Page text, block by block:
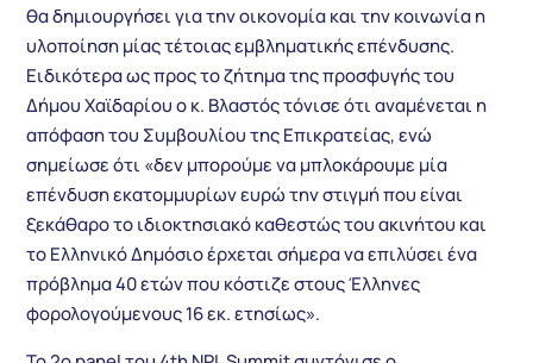
θα δημιουργήσει για την οικονομία και την κοινωνία η
υλοποίηση μίας τέτοιας εμβληματικής επένδυσης.
Ειδικότερα ως προς το ζήτημα της προσφυγής του
Δήμου Χαϊδαρίου ο κ. Βλαστός τόνισε ότι αναμένεται η
απόφαση του Συμβουλίου της Επικρατείας, ενώ
σημείωσε ότι «δεν μπορούμε να μπλοκάρουμε μία
επένδυση εκατομμυρίων ευρώ την στιγμή που είναι
ξεκάθαρο το ιδιοκτησιακό καθεστώς του ακινήτου και
το Ελληνικό Δημόσιο έρχεται σήμερα να επιλύσει ένα
πρόβλημα 40 ετών που κόστιζε στους Έλληνες
φορολογούμενους 16 εκ. ετησίως».